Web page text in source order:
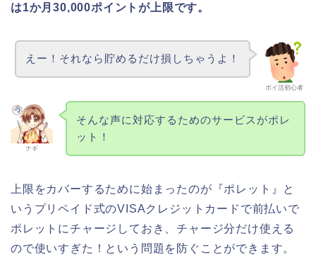
は1か月30,000ポイントが上限です。
ポイ活初心者
えー！それなら貯めるだけ損しちゃうよ！
ナギ
そんな声に対応するためのサービスがポレ
ット！
上限をカバーするために始まったのが『ポレット』と
いうプリペイド式のVISAクレジットカードで前払いで
ポレットにチャージしておき、チャージ分だけ使える
ので使いすぎた！という問題を防ぐことができます。